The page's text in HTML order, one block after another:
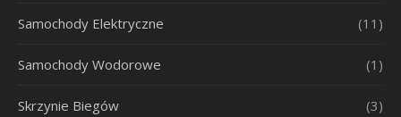
Samochody Elektryczne (11)
Samochody Wodorowe (1)
Skrzynie Biegów (3)